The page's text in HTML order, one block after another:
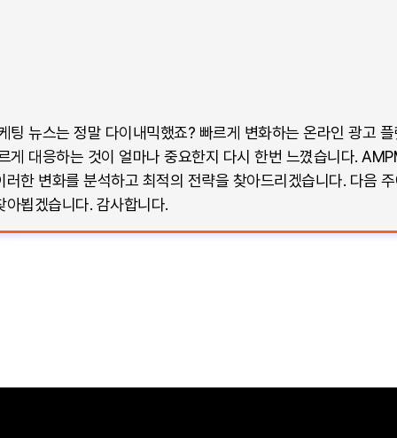
팅 뉴스는 정말 다이내믹했죠? 빠르게 변화하는 온라인 광고
게 대응하는 것이 얼마나 중요한지 다시 한번 느꼈습니다.
러한 변화를 분석하고 최적의 전략을 찾아드리겠습니다. 다음
뵙겠습니다. 감사합니다.